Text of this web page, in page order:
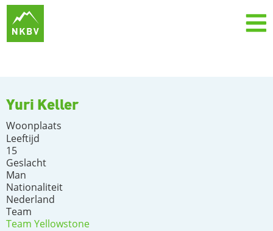
Yuri Keller
Woonplaats
Leeftijd
15
Geslacht
Man
Nationaliteit
Nederland
Team
Team Yellowstone